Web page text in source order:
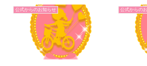
れ、7月23日（木・祝）をもって
全ての競輪...
を中止い
大変ご迷
何卒、ご
願い申し
公式からのお知らせ 公式からの